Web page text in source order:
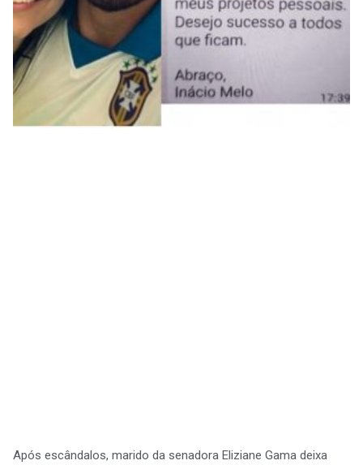
Após escândalos, marido da senadora Eliziane Gama deixa